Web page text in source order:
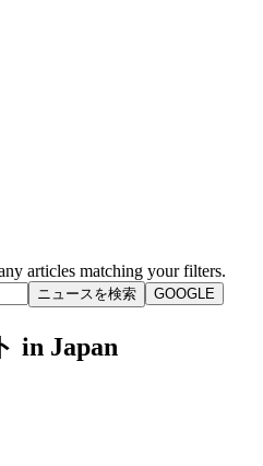
articles matching your filters.
ニュースを検索 GOOGLE
in Japan